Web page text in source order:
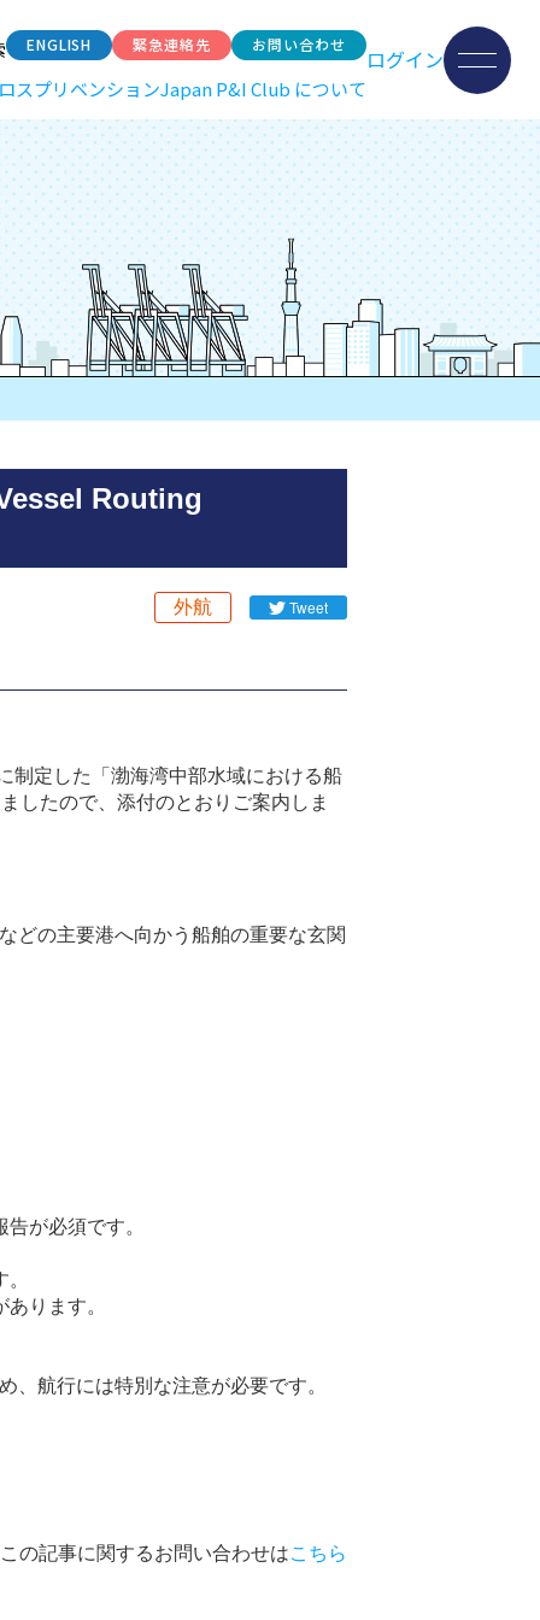
ENGLISH 緊急連絡先 お問い合わせ
スプリベンションJapan P&I Club について
ログイン
Routing
外航 Tweet
制定した「渤海湾中部水域における船
したので、添付のとおりご案内しま
どの主要港へ向かう船舶の重要な玄関
が必須です。
ります。
航行には特別な注意が必要です。
この記事に関するお問い合わせはこちら